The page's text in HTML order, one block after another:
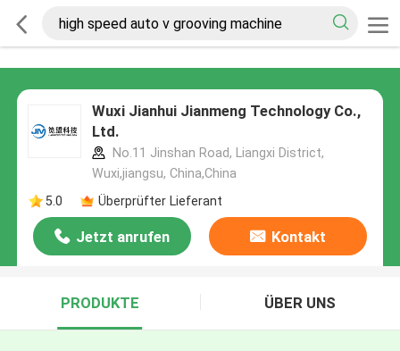
Wuxi Jianhui Jianmeng Technology Co.,
Ltd.
No.11 Jinshan Road, Liangxi District,
Wuxi,jiangsu, China,China
5.0
Überprüfter Lieferant
Jetzt anrufen Kontakt
PRODUKTE ÜBER UNS